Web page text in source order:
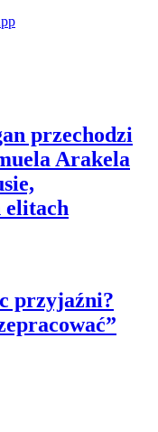
przechodzi
Arakela
elitach
przyjaźni?